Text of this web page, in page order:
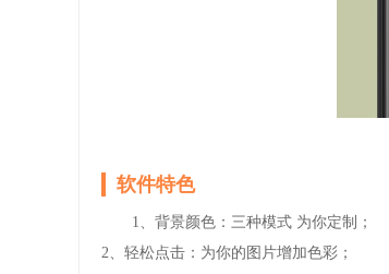
软件特色
1、背景颜色：三种模式 为你定制；
2、轻松点击：为你的图片增加色彩；